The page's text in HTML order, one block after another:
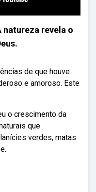
natureza revela o
de que houve
e amoroso. Este
o crescimento da
que
verdes, matas